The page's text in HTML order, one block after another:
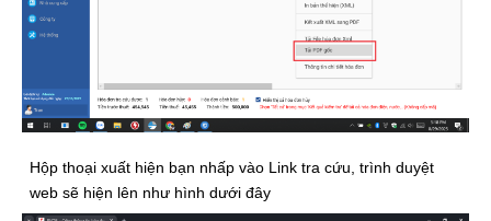
Hộp thoại xuất hiện bạn nhấp vào Link tra cứu, trình duyệt
web sẽ hiện lên như hình dưới đây